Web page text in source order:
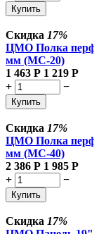
Купить
Скидка 17%
ЦМО Полка
мм (МС-20)
1 463 Р 1 219 Р
+
−
Купить
Скидка 17%
ЦМО Полка
мм (МС-40)
2 386 Р 1 985 Р
+
−
Купить
Скидка 17%